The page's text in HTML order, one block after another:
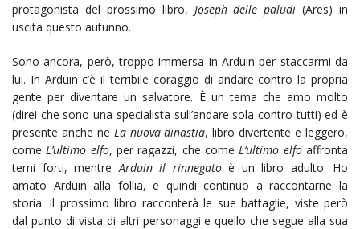
protagonista del prossimo libro, Joseph delle paludi (Ares) in
uscita questo autunno.
Sono ancora, però, troppo immersa in Arduin per staccarmi da
lui. In Arduin c’è il terribile coraggio di andare contro la propria
gente per diventare un salvatore. È un tema che amo molto
(direi che sono una specialista sull’andare sola contro tutti) ed è
presente anche ne La nuova dinastia, libro divertente e leggero,
comeL’ultimo elfo, per ragazzi, che comeL’ultimo elfoaffronta
temi forti, mentreArduin il rinnegatoè un libro adulto. Ho
amato Arduin alla follia, e quindi continuo a raccontarne la
storia. Il prossimo libro racconterà le sue battaglie, viste però
dal punto di vista di altri personaggi e quello che segue alla sua